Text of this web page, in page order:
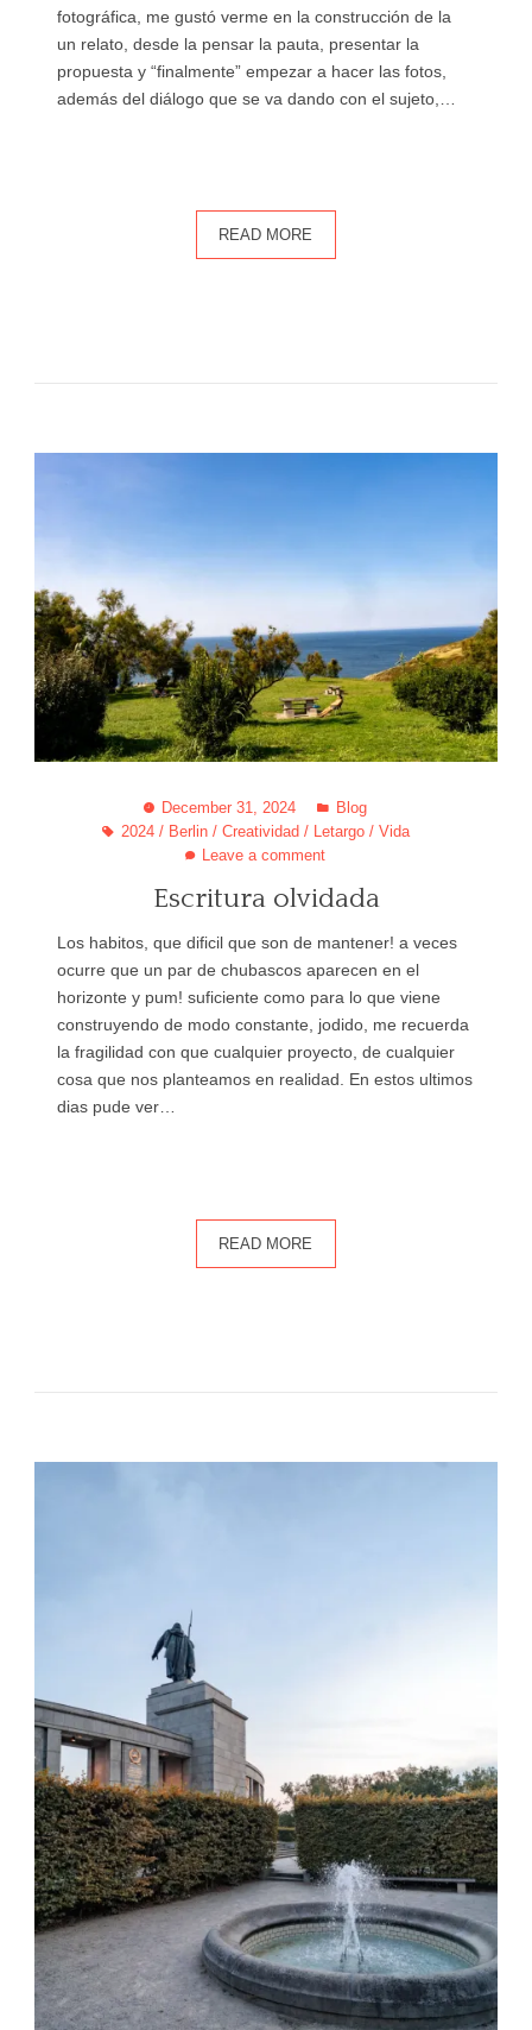
fotográfica, me gustó verme en la construcción de la
un relato, desde la pensar la pauta, presentar la
propuesta y “finalmente” empezar a hacer las fotos,
además del diálogo que se va dando con el sujeto,…
READ MORE
December 31, 2024
Blog
2024/ Berlin/ Creatividad / Letargo/ Vida
Leave a comment
Escritura olvidada
Los habitos, que dificil que son de mantener! a veces
ocurre que un par de chubascos aparecen en el
horizonte y pum! suficiente como para lo que viene
construyendo de modo constante, jodido, me recuerda
la fragilidad con que cualquier proyecto, de cualquier
cosa que nos planteamos en realidad. En estos ultimos
dias pude ver…
READ MORE